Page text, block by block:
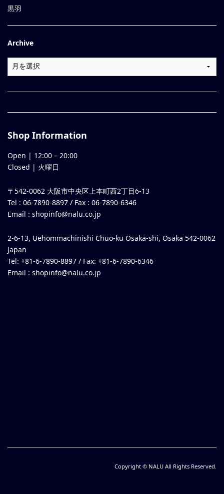
黒羽
Archive
Shop Information
Open | 12:00 – 20:00
Closed | 火曜日
〒542-0062 大阪市中央区上本町西2丁目6-13
Tel : 06-7890-8897 / Fax : 06-7890-6346
Email : shopinfo@nalu.co.jp
2-6-13, Uehommachinishi Chuo-ku Osaka-shi, Osaka 542-0062
Japan
Tel: +81-6-7890-8897 / Fax: +81-6-7890-6346
Email : shopinfo@nalu.co.jp
Copyright © NALU All Rights Reserved.